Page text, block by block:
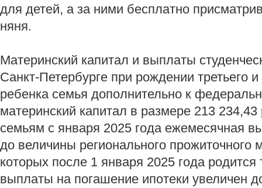
для детей, а за ними бесплатно
няня.
Материнский капитал и выплаты
Санкт-Петербурге при рождении третьего
ребенка семья дополнительно к
материнский капитал в размере 213
семьям с января 2025 года ежемесячная
до величины регионального
которых после 1 января 2025 года родится
выплаты на погашение ипотеки увеличен